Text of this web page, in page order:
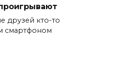
друзей кто-то
смартфоном